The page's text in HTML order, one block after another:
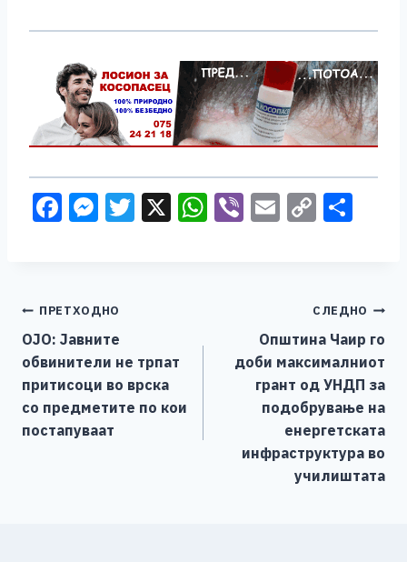
F
b
o
o
k
M
n
g
er
T X W Vi E C
Li
n
k
Навигација
на
напис
ПРЕТХОДНО
OJO: Jaвните
обвинители не трпат
притисоци во врска
со предметите по кои
постапуваат
СЛЕДНО
Општина Чаир го
доби максималниот
грант од УНДП за
подобрување на
енергетската
инфраструктура во
училиштата